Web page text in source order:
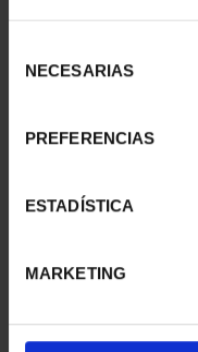
NECESARIAS
PREFERENCIAS
ESTADÍSTICA
MARKETING
PROVINCIA 1
Sólo para usuarios